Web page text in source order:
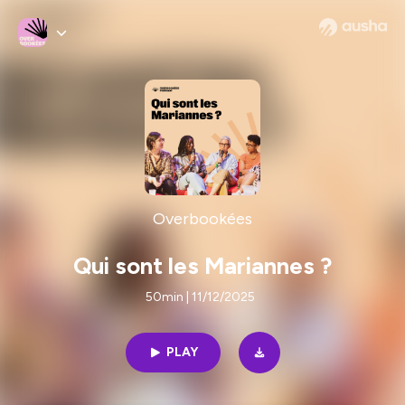
Overbookées
Qui sont les Mariannes ?
50min | 11/12/2025
PLAY